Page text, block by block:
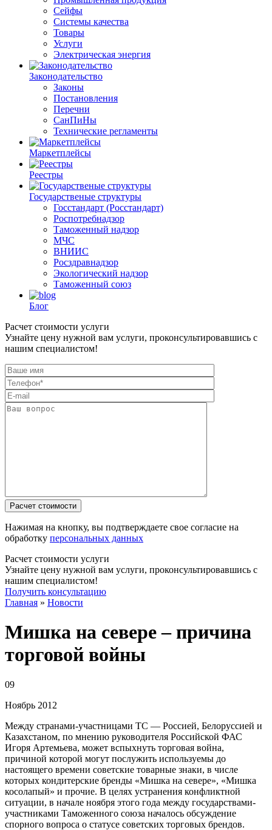
Сейфы
Системы качества
Товары
Услуги
Электрическая энергия
Законодательство
Законы
Постановления
Перечни
СанПиНы
Технические регламенты
Маркетплейсы
Реестры
Государственые структуры
Госстандарт (Росстандарт)
Роспотребнадзор
Таможенный надзор
МЧС
ВНИИС
Росздравнадзор
Экологический надзор
Таможенный союз
Блог
Расчет стоимости услуги
Узнайте цену нужной вам услуги, проконсультировавшись с
нашим специалистом!
Нажимая на кнопку, вы подтверждаете свое согласие на
обработку персональных данных
Расчет стоимости услуги
Узнайте цену нужной вам услуги, проконсультировавшись с
нашим специалистом!
Получить консультацию
Главная » Новости
Мишка на севере – причина
торговой войны
09
Ноябрь 2012
Между странами-участницами ТС — Россией, Белоруссией и
Казахстаном, по мнению руководителя Российской ФАС
Игоря Артемьева, может вспыхнуть торговая война,
причиной которой могут послужить используемы до
настоящего времени советские товарные знаки, в числе
которых кондитерские бренды «Мишка на севере», «Мишка
косолапый» и прочие. В целях устранения конфликтной
ситуации, в начале ноября этого года между государствами-
участниками Таможенного союза началось обсуждение
спорного вопроса о статусе советских торговых брендов.